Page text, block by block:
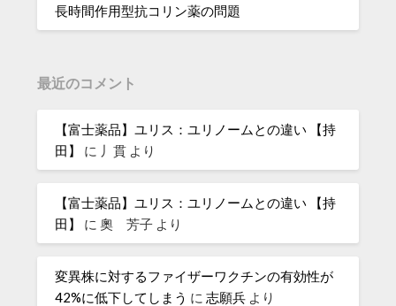
長時間作用型抗コリン薬の問題
最近のコメント
【富士薬品】ユリス：ユリノームとの違い 【持
田】
に 丿貫 より
【富士薬品】ユリス：ユリノームとの違い 【持
田】
に奧 芳子 より
変異株に対するファイザーワクチンの有効性が
42%に低下してしまう に志願兵 より